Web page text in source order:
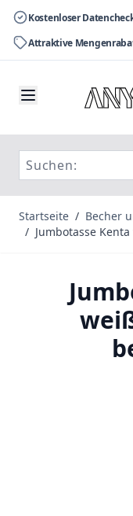
Kostenloser
Attraktive
Startseite / Becher
/ Jumbotasse